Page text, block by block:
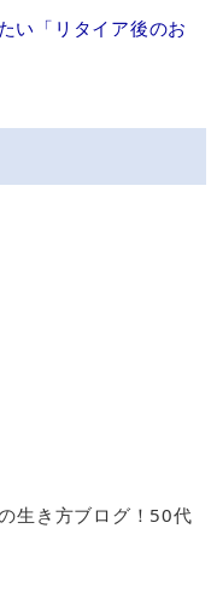
い「リタイア後のお
生き方ブログ！50代